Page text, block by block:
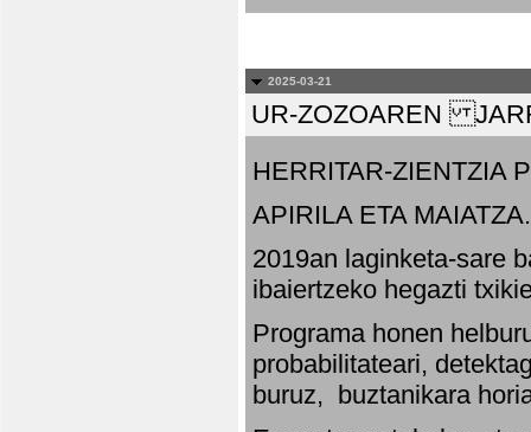
2025-03-21
UR-ZOZOAREN
HERRITAR-ZIENTZIA
APIRILA ETA MAIATZA.
2019an laginketa-sare
ibaiertzeko hegazti
Programa honen
probabilitateari,
buruz, buztanikara